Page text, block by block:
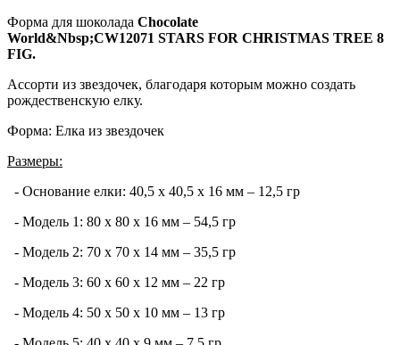
Форма для шоколада Chocolate
World&Nbsp;CW12071 STARS FOR CHRISTMAS TREE 8
FIG.
Ассорти из звездочек, благодаря которым можно создать
рождественскую елку.
Форма: Елка из звездочек
Размеры:
- Основание елки: 40,5 х 40,5 х 16 мм – 12,5 гр
- Модель 1: 80 х 80 х 16 мм – 54,5 гр
- Модель 2: 70 х 70 х 14 мм – 35,5 гр
- Модель 3: 60 х 60 х 12 мм – 22 гр
- Модель 4: 50 х 50 х 10 мм – 13 гр